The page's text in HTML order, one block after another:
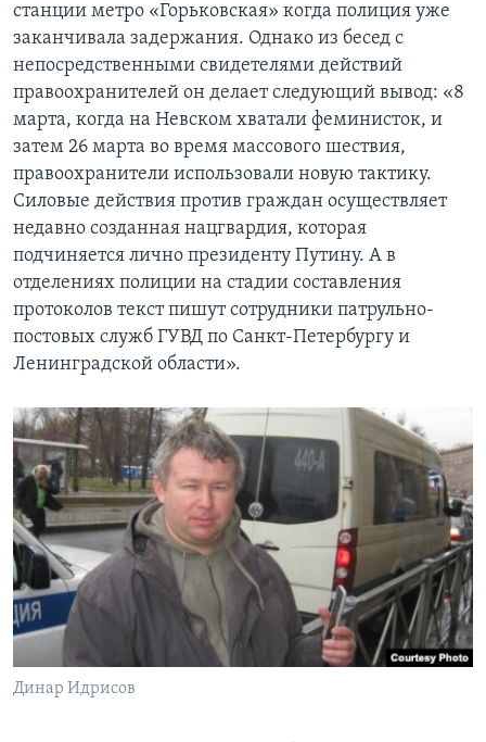
станции метро «Горьковская» когда полиция уже
заканчивала задержания. Однако из бесед с
непосредственными свидетелями действий
правоохранителей он делает следующий вывод: «8
марта, когда на Невском хватали феминисток, и
затем 26 марта во время массового шествия,
правоохранители использовали новую тактику.
Силовые действия против граждан осуществляет
недавно созданная нацгвардия, которая
подчиняется лично президенту Путину. А в
отделениях полиции на стадии составления
протоколов текст пишут сотрудники патрульно-
постовых служб ГУВД по Санкт-Петербургу и
Ленинградской области».
Динар Идрисов